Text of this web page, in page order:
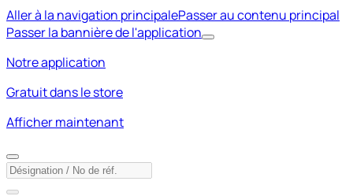
Aller à la navigation principalePasser au contenu principal
Passer la bannière de l'application
Notre application
Gratuit dans le store
Afficher maintenant